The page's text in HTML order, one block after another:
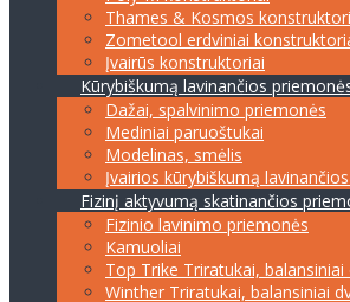
Thames & Kosmos
Zometool erdviniai
Įvairūs konstruktoriai
Kūrybiškumą lavinančios
Dažai, spalvinimo priemonės
Mediniai paruoštukai
Modelinas, smėlis
Įvairios kūrybiškumą
Fizinį aktyvumą skatinančios
Fizinio lavinimo priemonės
Kamuoliai
Top Trike Triratukai,
Winther Triratukai, balansiniai